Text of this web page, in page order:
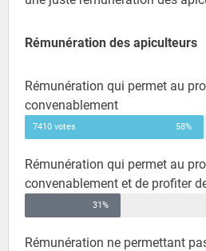
Rémunération des apiculteurs
Rémunération qui permet au
convenablement
7410 votes 58%
Rémunération qui permet au
convenablement et de profiter
31%
Rémunération ne permettant